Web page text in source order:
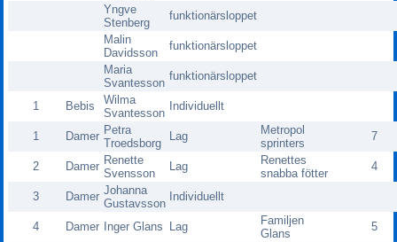
Yngve
Stenberg
funktionärsloppet
Malin
Davidsson
funktionärsloppet
Maria
Svantesson
funktionärsloppet
1 Bebis
Wilma
Svantesson
Individuellt
1 Damer Petra
Troedsborg
Lag
Metropol
sprinters
7
2 Damer Renette
Svensson
Lag
Renettes
snabba fötter
4
3 Damer Johanna
Gustavsson
Individuellt
4 Damer Inger Glans Lag
Familjen
Glans
5